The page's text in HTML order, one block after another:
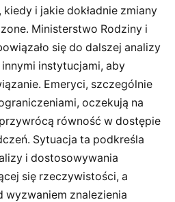
i jakie dokładnie zmiany
Ministerstwo Rodziny i
się do dalszej analizy
instytucjami, aby
Emeryci, szczególnie
oczekują na
równość w dostępie
Sytuacja ta podkreśla
i dostosowywania
się rzeczywistości, a
znalezienia